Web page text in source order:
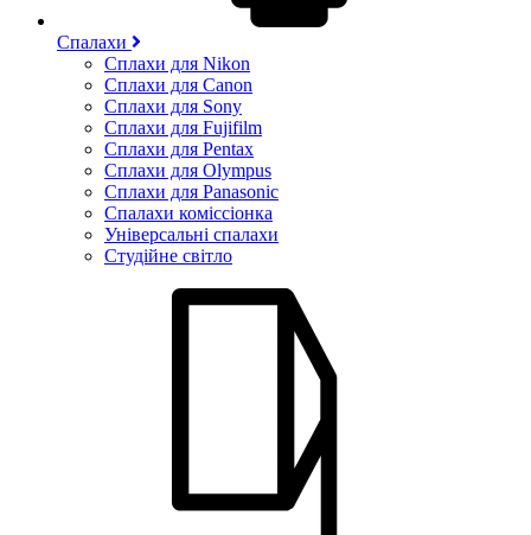
Спалахи
Сплахи для Nikon
Сплахи для Canon
Сплахи для Sony
Сплахи для Fujifilm
Сплахи для Pentax
Сплахи для Olympus
Сплахи для Panasonic
Спалахи коміссіонка
Універсальні спалахи
Студійне світло